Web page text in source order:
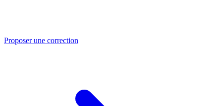
Proposer une correction